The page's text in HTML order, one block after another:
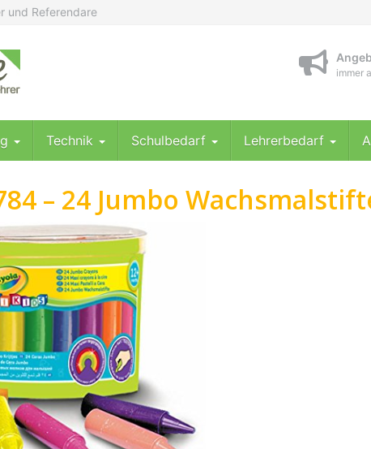
und Referendare
immer
Technik Schulbedarf Lehrerbedarf
– 24 Jumbo